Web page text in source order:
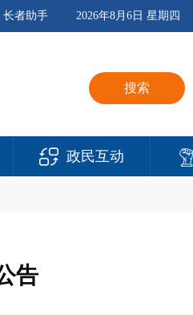
2026年8月6日 星期四
长者助手
搜索
政民互动
告